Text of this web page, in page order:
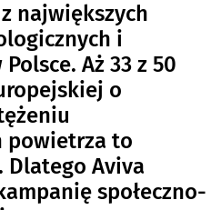
największych
i
Aż 33 z 50
o
powietrza to
Aviva
społeczno-